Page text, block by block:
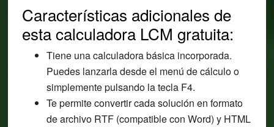
Características adicionales de
esta calculadora LCM gratuita:
Tiene una calculadora básica incorporada.
Puedes lanzarla desde el menú de cálculo o
simplemente pulsando la tecla F4.
Te permite convertir cada solución en formato
de archivo RTF (compatible con Word) y HTML